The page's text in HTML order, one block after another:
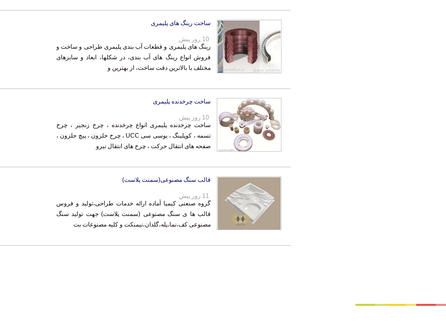
ساخت رینگ های پلیمری
رینگ های پلیمری و قطعات آب بندی پلیمری طراحی و ساخت و
فروش انواع رینگ های آب بندی، در شکلها، ابعاد و سایزهای
مختلف با بالاترین دقت ساخت، از بهترین و
10 روز پیش
ساخت چرخدنده پلیمری
ساخت چرخدنده پلیمری انواع چرخدنده ، چرخ زنجیر ، چرخ
تسمه ، کوپلینگ ، یوسی سی UCC ، چرخ حلزون ، پیچ حلزون ،
صفحه های انتقال حرکت ، چرخ های انتقال نیرو
10 روز پیش
قالب سنگ مصنوعی(سمنت پلاست)
گروه صنعتی کیمیا آماده ارائه خدمات طراحی،تولید و فروس
قالب ها ی سنگ مصنوعی (سمنت پلاست) جهت تولید سنگ
مصنوعی کف،نما،پله،گلدان،نیمنکت و کلیه مصنوعات بت
11 روز پیش